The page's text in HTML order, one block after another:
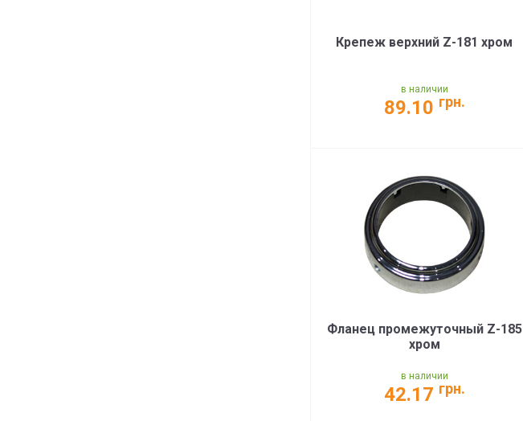
Крепеж верхний Z-181 хром
в наличии
89.10 грн.
Фланец промежуточный Z-185
хром
в наличии
42.17 грн.